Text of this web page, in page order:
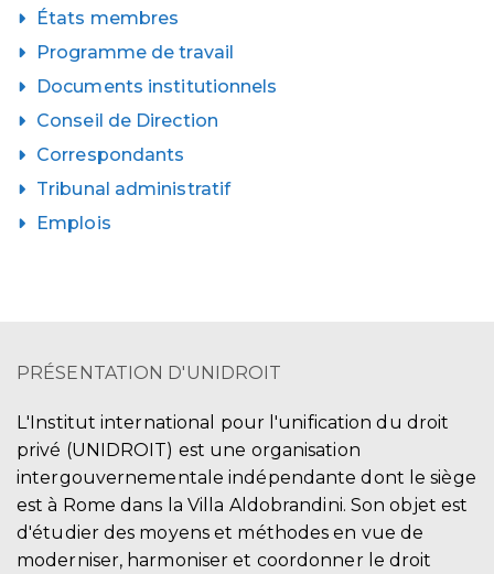
États membres
Programme de travail
Documents institutionnels
Conseil de Direction
Correspondants
Tribunal administratif
Emplois
PRÉSENTATION D'UNIDROIT
L'Institut international pour l'unification du droit
privé (UNIDROIT) est une organisation
intergouvernementale indépendante dont le siège
est à Rome dans la Villa Aldobrandini. Son objet est
d'étudier des moyens et méthodes en vue de
moderniser, harmoniser et coordonner le droit